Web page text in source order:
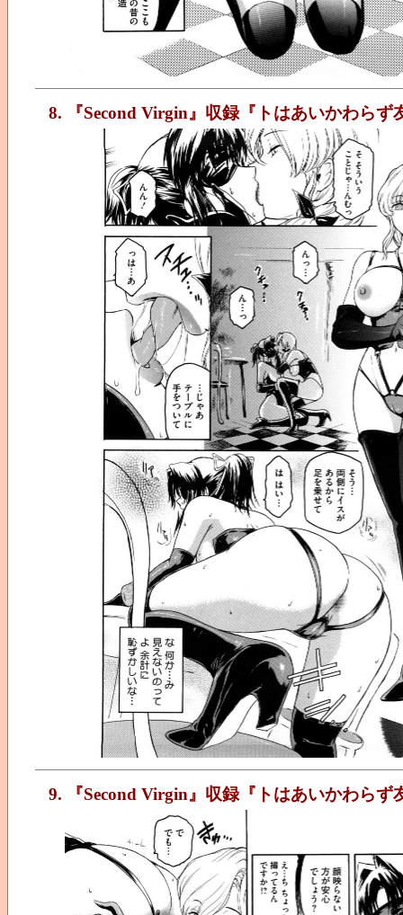
8. 『Second Virgin』収録『トはあいかわらず
9. 『Second Virgin』収録『トはあいかわらず